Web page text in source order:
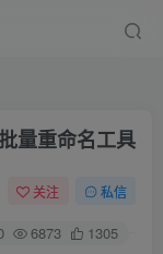
量重命名工具
关注 私信
6873 1305